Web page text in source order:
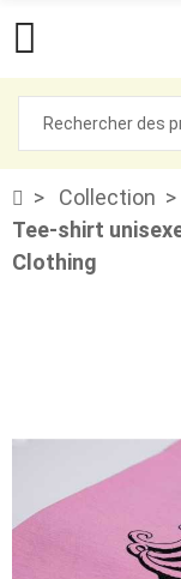
Collection
Tee-shirt
Clothing